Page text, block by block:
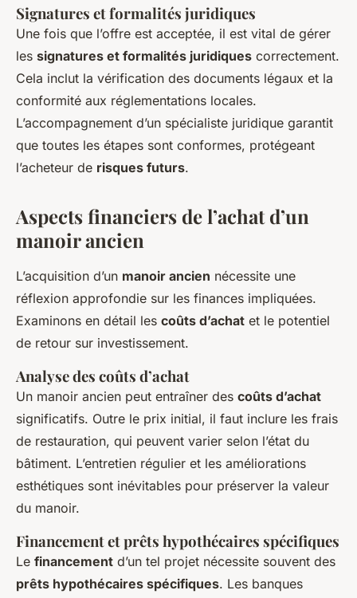
Signatures et formalités juridiques
Une fois que l’offre est acceptée, il est vital de gérer
les signatures et formalités juridiques correctement.
Cela inclut la vérification des documents légaux et la
conformité aux réglementations locales.
L’accompagnement d’un spécialiste juridique garantit
que toutes les étapes sont conformes, protégeant
l’acheteur de risques futurs.
Aspects financiers de l’achat d’un
manoir ancien
L’acquisition d’un manoir ancien nécessite une
réflexion approfondie sur les finances impliquées.
Examinons en détail les coûts d’achat et le potentiel
de retour sur investissement.
Analyse des coûts d’achat
Un manoir ancien peut entraîner des coûts d’achat
significatifs. Outre le prix initial, il faut inclure les frais
de restauration, qui peuvent varier selon l’état du
bâtiment. L’entretien régulier et les améliorations
esthétiques sont inévitables pour préserver la valeur
du manoir.
Financement et prêts hypothécaires spécifiques
Le financement d’un tel projet nécessite souvent des
prêts hypothécaires spécifiques. Les banques